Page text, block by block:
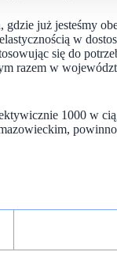
już jesteśmy
w
się do
razem w
1000 w